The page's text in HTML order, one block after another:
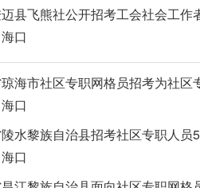
县飞熊社公开招考工会社会工作
海口
海市社区专职网格员招考为社区
海口
水黎族自治县招考社区专职人员
海口